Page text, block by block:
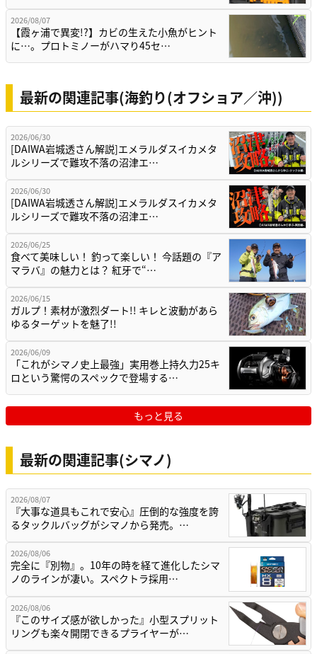
2026/08/07
【霞ヶ浦で異変!?】カビの生えた小魚がヒント
に…。プロトミノーがハマり45セ…
最新の関連記事(海釣り(オフショア／沖))
2026/06/30
[DAIWA岩城透さん解説]エメラルダスイカメタ
ルシリーズで難攻不落の沼津エ…
2026/06/30
[DAIWA岩城透さん解説]エメラルダスイカメタ
ルシリーズで難攻不落の沼津エ…
2026/06/25
食べて美味しい！ 釣って楽しい！ 今話題の『ア
マラバ』の魅力とは？ 紅牙で“…
2026/06/15
ガルプ！素材が激烈ダート!! キレと波動があら
ゆるターゲットを魅了!!
2026/06/09
「これがシマノ史上最強」実用巻上持久力25キ
ロという驚愕のスペックで登場する…
もっと見る
最新の関連記事(シマノ)
2026/08/07
『大事な道具もこれで安心』圧倒的な強度を誇
るタックルバッグがシマノから発売。…
2026/08/06
完全に『別物』。10年の時を経て進化したシマ
ノのラインが凄い。スペクトラ採用…
2026/08/06
『このサイズ感が欲しかった』小型スプリット
リングも楽々開閉できるプライヤーが…